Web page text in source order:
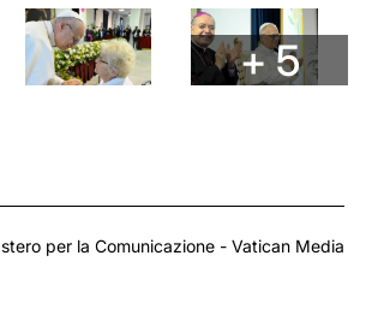
+ 5
per la Comunicazione - Vatican Media